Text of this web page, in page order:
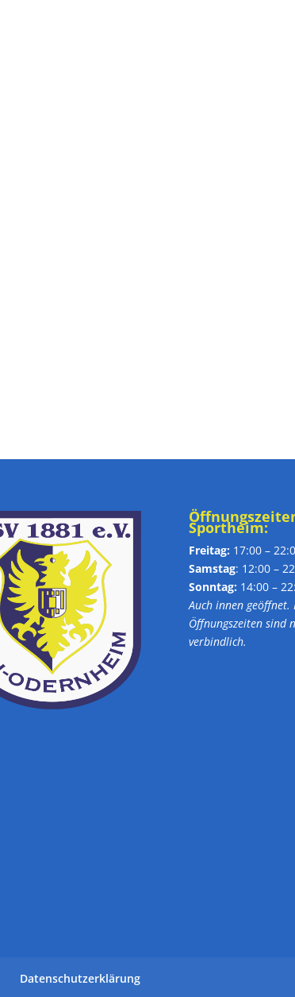
Sportheim:
Freitag: 17:00 –
Samstag: 12:00 –
Sonntag: 14:00 –
Auch innen geöffnet.
Öffnungszeiten sind
verbindlich.
Datenschutzerklärung